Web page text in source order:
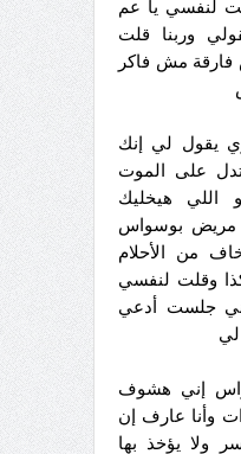
لنفسي يا عم
وربنا قلت
مش فاكر
يقول لي إنك
على الموت
اللي هيخليك
مريض بوسواس
من الأحلام
وقلت لنفسي
جلست أدعي
لي
إني هشوف
وأنا عارف إن
ولا يؤخذ بها